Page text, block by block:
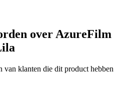
over AzureFilm
klanten die dit product hebben